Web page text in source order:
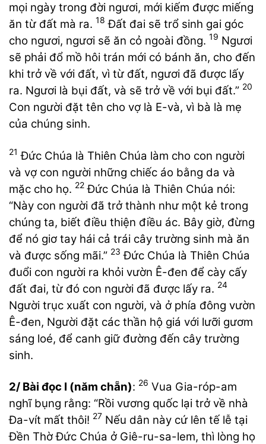
mọi ngày trong đời ngươi, mới kiếm được miếng
ăn từ đất mà ra. 18 Đất đai sẽ trổ sinh gai góc
cho ngươi, ngươi sẽ ăn cỏ ngoài đồng. 19 Ngươi
sẽ phải đổ mồ hôi trán mới có bánh ăn, cho đến
khi trở về với đất, vì từ đất, ngươi đã được lấy
ra. Ngươi là bụi đất, và sẽ trở về với bụi đất.” 20
Con người đặt tên cho vợ là E-và, vì bà là mẹ
của chúng sinh.
21 Đức Chúa là Thiên Chúa làm cho con người
và vợ con người những chiếc áo bằng da và
mặc cho họ. 22 Đức Chúa là Thiên Chúa nói:
“Này con người đã trở thành như một kẻ trong
chúng ta, biết điều thiện điều ác. Bây giờ, đừng
để nó giơ tay hái cả trái cây trường sinh mà ăn
và được sống mãi.” 23 Đức Chúa là Thiên Chúa
đuổi con người ra khỏi vườn Ê-đen để cày cấy
đất đai, từ đó con người đã được lấy ra. 24
Người trục xuất con người, và ở phía đông vườn
Ê-đen, Người đặt các thần hộ giá với lưỡi gươm
sáng loé, để canh giữ đường đến cây trường
sinh.
2/ Bài đọc I (năm chẵn): 26 Vua Gia-róp-am
nghĩ bụng rằng: “Rồi vương quốc lại trở về nhà
Đa-vít mất thôi! 27 Nếu dân này cứ lên tế lễ tại
Đền Thờ Đức Chúa ở Giê-ru-sa-lem, thì lòng họ